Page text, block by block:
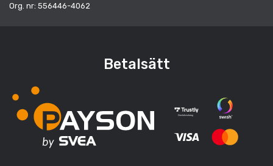
Org. nr: 556446-4062
Betalsätt